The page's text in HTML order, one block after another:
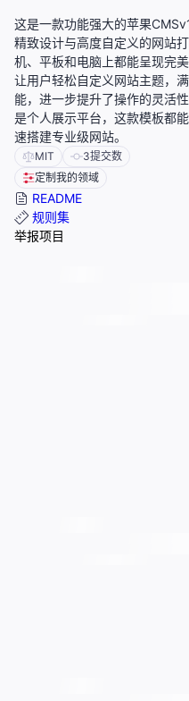
这是一款功能强大的苹果
精致设计与高度自定义的网站
机、平板和电脑上都能呈现完
让用户轻松自定义网站主题，
能，进一步提升了操作的灵活
是个人展示平台，这款模板都
速搭建专业级网站。
MIT 3提交数
定制我的领域
README
规则集
举报项目